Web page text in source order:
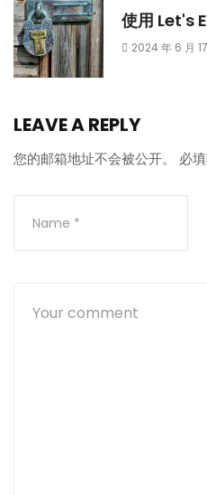
使用 Let's
2024 年 6 月
LEAVE A REPLY
您的邮箱地址不会被公开。 必